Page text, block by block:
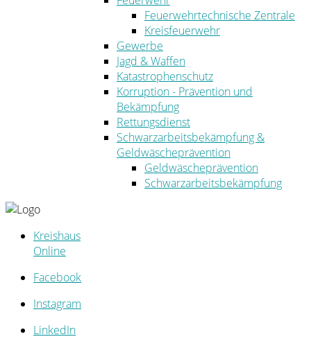
Feuerwehrtechnische Zentrale
Kreisfeuerwehr
Gewerbe
Jagd & Waffen
Katastrophenschutz
Korruption - Prävention und
Bekämpfung
Rettungsdienst
Schwarzarbeitsbekämpfung &
Geldwäscheprävention
Geldwäscheprävention
Schwarzarbeitsbekämpfung
Kreishaus
Online
Facebook
Instagram
LinkedIn